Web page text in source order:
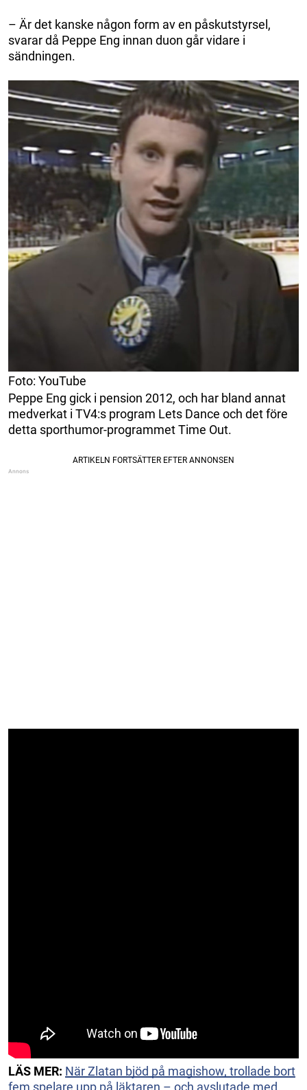
– Är det kanske någon form av en påskutstyrsel,
svarar då Peppe Eng innan duon går vidare i
sändningen.
Foto: YouTube
Peppe Eng gick i pension 2012, och har bland annat
medverkat i TV4:s program Lets Dance och det före
detta sporthumor-programmet Time Out.
LÄS MER: När Zlatan bjöd på magishow, trollade bort
fem spelare upp på läktaren – och avslutade med